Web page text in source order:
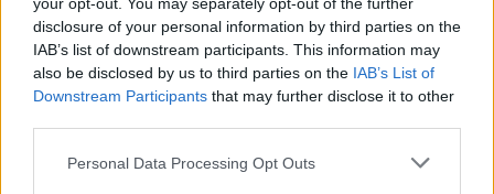
disclosure of your personal information by third parties on the
IAB’s list of downstream participants. This information may
also be disclosed by us to third parties on the IAB’s List of
Downstream Participants that may further disclose it to other
Personal Data Processing Opt Outs
Pest megye
Fából épül Budakeszi új óvodája